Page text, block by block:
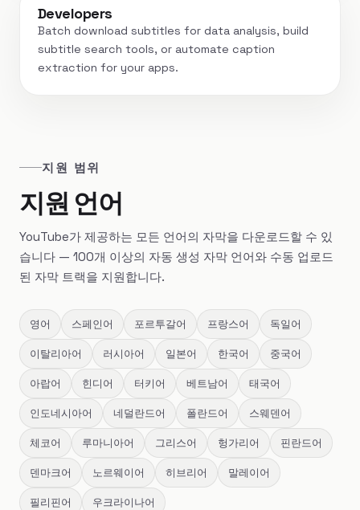
Developers
Batch download subtitles for data analysis, build
subtitle search tools, or automate caption
extraction for your apps.
지원 범위
지원 언어
YouTube가 제공하는 모든 언어의 자막을 다운로드할 수 있
습니다 — 100개 이상의 자동 생성 자막 언어와 수동 업로드
된 자막 트랙을 지원합니다.
영어 스페인어 포르투갈어 프랑스어 독일어
이탈리아어 러시아어 일본어 한국어 중국어
아랍어 힌디어 터키어 베트남어 태국어
인도네시아어 네덜란드어 폴란드어 스웨덴어
체코어 루마니아어 그리스어 헝가리어 핀란드어
덴마크어 노르웨이어 히브리어 말레이어
필리핀어 우크라이나어